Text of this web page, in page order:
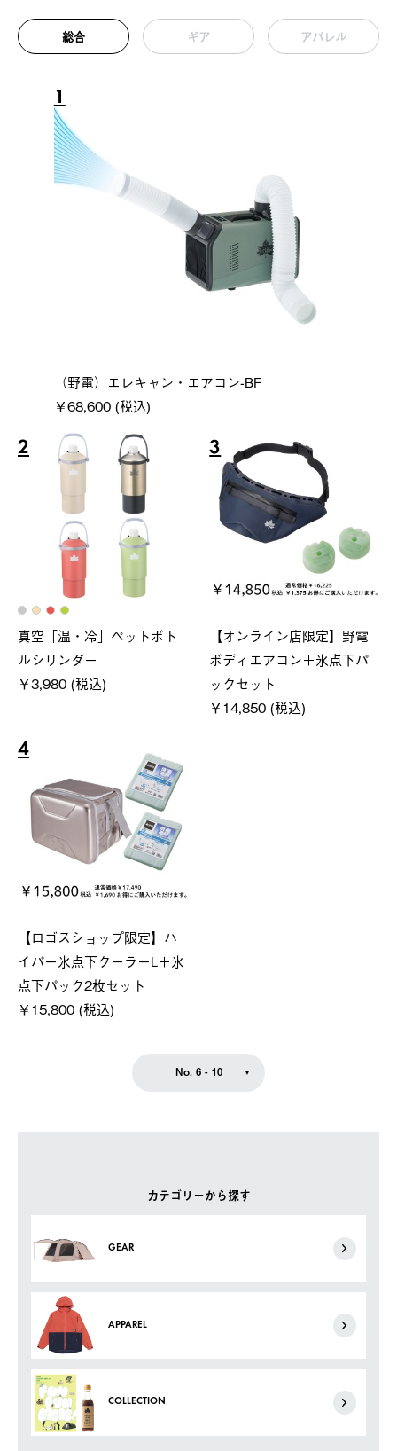
カテゴリーから探す
GEAR
APPAREL
COLLECTION
総合 ギア アパレル
1
（野電）エレキャン・エアコン-BF
￥68,600 (税込)
2
真空「温・冷」ペットボト
ルシリンダー
￥3,980 (税込)
3
【オンライン店限定】野電
ボディエアコン＋氷点下パ
ックセット
￥14,850 (税込)
4
【ロゴスショップ限定】ハ
イパー氷点下クーラーL＋氷
点下パック2枚セット
￥15,800 (税込)
No. 6 - 10